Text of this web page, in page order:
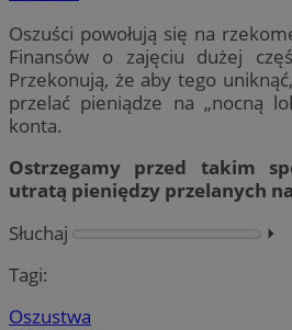
Oszuści powołują się na
Finansów o zajęciu dużej
Przekonują, że aby tego
przelać pieniądze na „nocną
konta.
Ostrzegamy przed takim
utratą pieniędzy przelanych
Słuchaj
⏵︎
Tagi:
Oszustwa